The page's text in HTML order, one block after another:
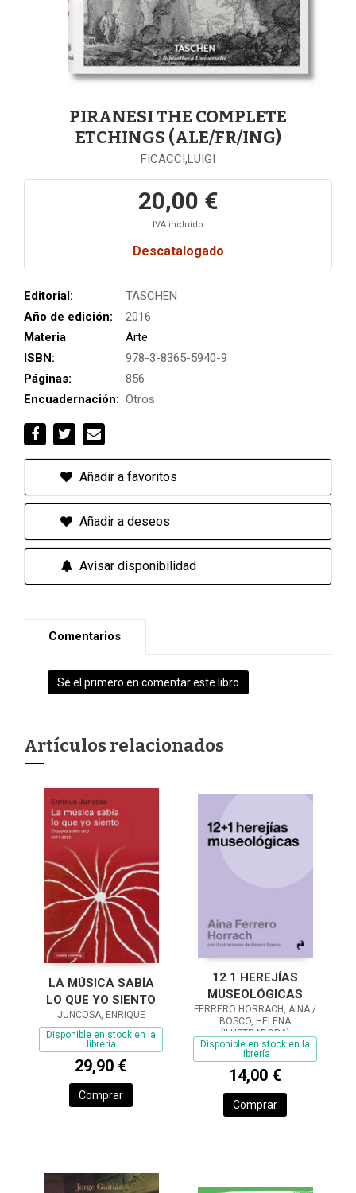
PIRANESI THE COMPLETE
ETCHINGS (ALE/FR/ING)
FICACCI,LUIGI
20,00 €
IVA incluido
Descatalogado
Editorial:
TASCHEN
Año de edición:
2016
Materia
Arte
ISBN:
978-3-8365-5940-9
Páginas:
856
Encuadernación: Otros
Añadir a favoritos
Añadir a deseos
Avisar disponibilidad
Comentarios
Sé el primero en comentar este libro
Artículos relacionados
LA MÚSICA SABÍA
LO QUE YO SIENTO
JUNCOSA, ENRIQUE
Disponible en stock en la
librería
29,90 €
Comprar
12 1 HEREJÍAS
MUSEOLÓGICAS
FERRERO HORRACH, AINA /
BOSCO, HELENA
(ILUSTRADORA)
Disponible en stock en la
librería
14,00 €
Comprar